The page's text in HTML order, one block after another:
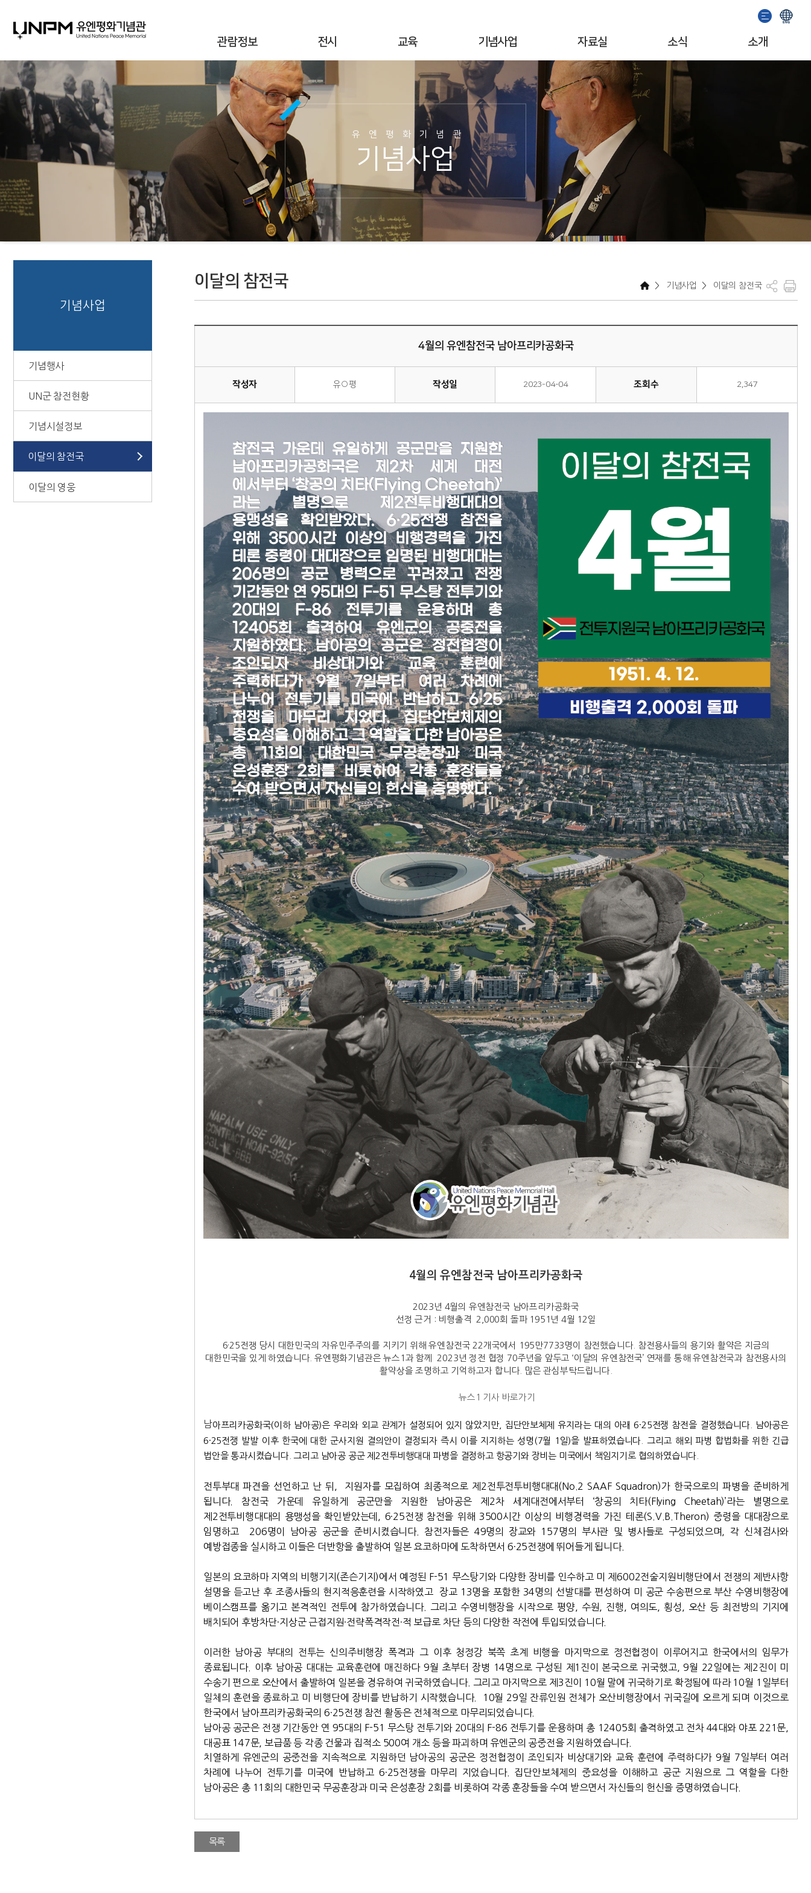
관람정보
관람안내
대관안내
시설안내
통합신청조회
자주하는질문
전시
상설전시
6·25전쟁 캠페인
명예의 전당
교육
연간교육
교육공지
현장교육
온라인 교육
교육사진
교육자료
기념사업
기념행사
UN군 참전현황
기념시설정보
이달의 참전국
이달의 영웅
자료실
이용안내
소장자료검색
발간도서
추천도서
자료기증
소식
공지사항
소개
MI/캐릭터
유엔평화기념관
기념사업
기념사업
기념행사
UN군 참전현황
기념시설정보
이달의 참전국
이달의 영웅
이달의 참전국 > 기념사업 > 이달의 참전국
4월의 유엔참전국 남아프리카공화국
작성자 유○평 작성일 2023-04-04 조회수 2,347
4월의 유엔참전국 남아프리카공화국
2023년 4월의 유엔참전국 남아프리카공화국
선정 근거 : 비행출격 2,000회 돌파 1951년 4월 12일
6·25전쟁 당시 대한민국의 자유민주주의를 지키기 위해 유엔참전국 22개국에서 195만7733명이 참전했습니다. 참전용사들의 용기와 활약은 지금의
대한민국을 있게 하였습니다. 유엔평화기념관은 뉴스1과 함께 2023년 정전 협정 70주년을 앞두고 ‘이달의 유엔참전국’ 연재를 통해 유엔참전국과 참전용사의
활약상을 조명하고 기억하고자 합니다. 많은 관심부탁드립니다.
뉴스1 기사 바로가기
남아프리카공화국(이하 남아공)은 우리와 외교 관계가 설정되어 있지 않았지만, 집단안보체제 유지라는 대의 아래 6·25전쟁 참전을 결정했습니다. 남아공은
6·25전쟁 발발 이후 한국에 대한 군사지원 결의안이 결정되자 즉시 이를 지지하는 성명(7월 1일)을 발표하였습니다. 그리고 해외 파병 합법화를 위한 긴급
법안을 통과시켰습니다. 그리고 남아공 공군 제2전투비행대대 파병을 결정하고 항공기와 장비는 미국에서 책임지기로 협의하였습니다.
전투부대 파견을 선언하고 난 뒤, 지원자를 모집하여 최종적으로 제2전투전투비행대대(No.2 SAAF Squadron)가 한국으로의 파병을 준비하게
됩니다. 참전국 가운데 유일하게 공군만을 지원한 남아공은 제2차 세계대전에서부터 ‘창공의 치타(Flying Cheetah)’라는 별명으로
제2전투비행대대의 용맹성을 확인받았는데, 6·25전쟁 참전을 위해 3500시간 이상의 비행경력을 가진 테론(S.V.B.Theron) 중령을 대대장으로
임명하고 206명이 남아공 공군을 준비시켰습니다. 참전자들은 49명의 장교와 157명의 부사관 및 병사들로 구성되었으며, 각 신체검사와
예방접종을 실시하고 이들은 더반항을 출발하여 일본 요코하마에 도착하면서 6·25전쟁에 뛰어들게 됩니다.
일본의 요코하마 지역의 비행기지(존슨기지)에서 예정된 F-51 무스탕기와 다양한 장비를 인수하고 미 제6002전술지원비행단에서 전쟁의 제반사항
설명을 듣고난 후 조종사들의 현지적응훈련을 시작하였고 장교 13명을 포함한 34명의 선발대를 편성하여 미 공군 수송편으로 부산 수영비행장에
베이스캠프를 옮기고 본격적인 전투에 참가하였습니다. 그리고 수영비행장을 시작으로 평양, 수원, 진행, 여의도, 횡성, 오산 등 최전방의 기지에
배치되어 후방차단·지상군 근접지원·전략폭격작전·적 보급로 차단 등의 다양한 작전에 투입되었습니다.
이러한 남아공 부대의 전투는 신의주비행장 폭격과 그 이후 청정강 북쪽 초계 비행을 마지막으로 정전협정이 이루어지고 한국에서의 임무가
종료됩니다. 이후 남아공 대대는 교육훈련에 매진하다 9월 초부터 장병 14명으로 구성된 제1진이 본국으로 귀국했고, 9월 22일에는 제2진이 미
수송기 편으로 오산에서 출발하여 일본을 경유하여 귀국하였습니다. 그리고 마지막으로 제3진이 10월 말에 귀국하기로 확정됨에 따라 10월 1일부터
일체의 훈련을 종료하고 미 비행단에 장비를 반납하기 시작했습니다.
10월 29일 잔류인원 전체가 오산비행장에서 귀국길에 오르게 되며 이것으로
한국에서 남아프리카공화국의 6·25전쟁 참전 활동은 전체적으로 마무리되었습니다.
남아공 공군은 전쟁 기간동안 연 95대의 F-51 무스탕 전투기와 20대의 F-86 전투기를 운용하며 총 12405회 출격하였고 전차 44대와 야포 221문,
대공표 147문, 보급품 등 각종 건물과 집적소 500여 개소 등을 파괴하며 유엔군의 공중전을 지원하였습니다.
치열하게 유엔군의 공중전을 지속적으로 지원하던 남아공의 공군은 정전협정이 조인되자 비상대기와 교육 훈련에 주력하다가 9월 7일부터 여러
차례에 나누어 전투기를 미국에 반납하고 6·25전쟁을 마무리 지었습니다. 집단안보체제의 중요성을 이해하고 공군 지원으로 그 역할을 다한
남아공은 총 11회의 대한민국 무공훈장과 미국 은성훈장 2회를 비롯하여 각종 훈장들을 수여 받으면서 자신들의 헌신을 증명하였습니다.
목록